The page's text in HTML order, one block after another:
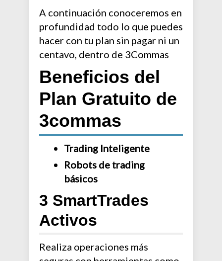
A continuación conoceremos en
profundidad todo lo que puedes
hacer con tu plan sin pagar ni un
centavo, dentro de 3Commas
Beneficios del
Plan Gratuito de
3commas
Trading Inteligente
Robots de trading
básicos
3 SmartTrades
Activos
Realiza operaciones más